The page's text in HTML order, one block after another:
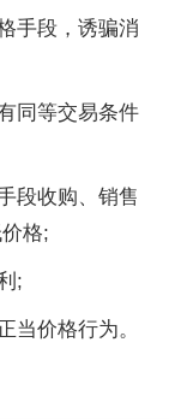
手段，诱骗消
同等交易条件
段收购、销售
格;
;
当价格行为。